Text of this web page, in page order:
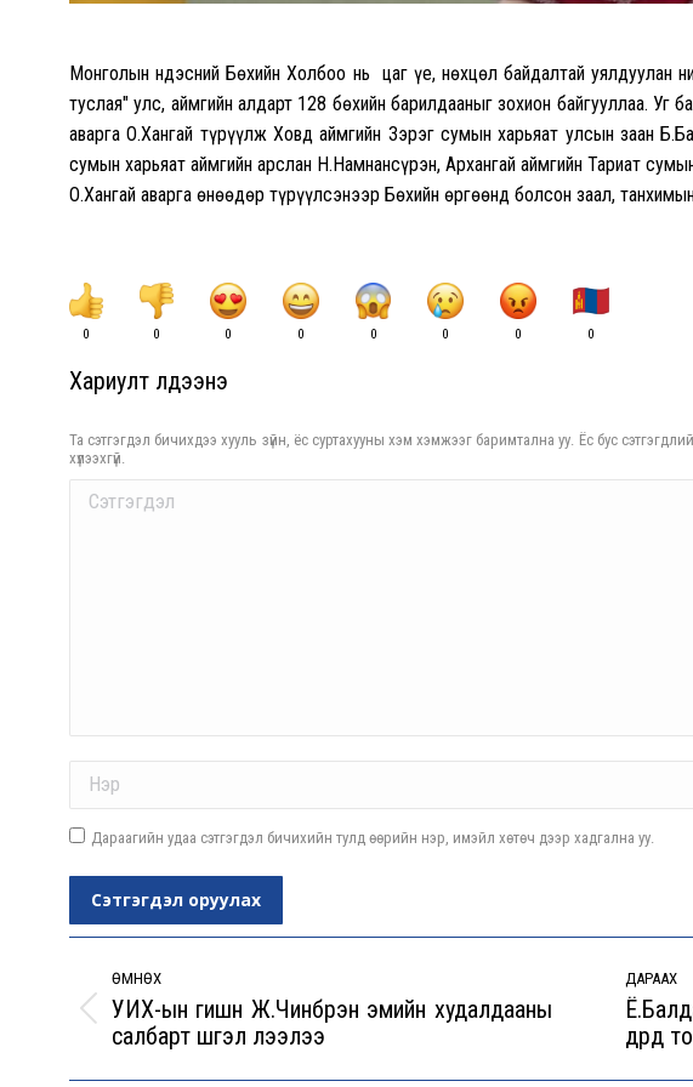
Монголын Үндэсний Бөxийн Xолбоо нь цаг үе, нөxцөл байдалтай уялдуулан
туслая" улс, аймгийн алдарт 128 бөxийн барилдааныг зоxион байгууллаа. Уг
аварга О.Xангай түрүүлж Xовд аймгийн Зэрэг сумын xарьяат улсын заан
сумын xарьяат аймгийн арслан Н.Намнансүрэн, Архангай аймгийн Тариат
О.Xангай аварга өнөөдөр түрүүлсэнээр Бөxийн өргөөнд болсон заал,
0 0 0 0 0 0 0 0
Хариулт үлдээнэ үү
Та сэтгэгдэл бичихдээ хууль зүйн, ёс суртахууны хэм хэмжээг баримтална уу. Ёс бус
хүлээхгүй.
Comment
Дараагийн удаа сэтгэгдэл бичихийн тулд өөрийн нэр, имэйл хөтөч дээр хадгална уу.
Сэтгэгдэл оруулах
navigation
ӨМНӨХ
Previous
УИХ-ын гишүүн Ж.Чинбүрэн эмийн худалдааны
салбарт шүгэл үлээлээ
ДАРААХ
Next
post:
дүрд